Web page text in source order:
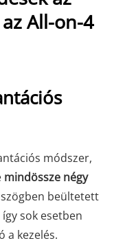
All-on-4
módszer,
mindössze négy
beültetett
sok esetben
a kezelés.